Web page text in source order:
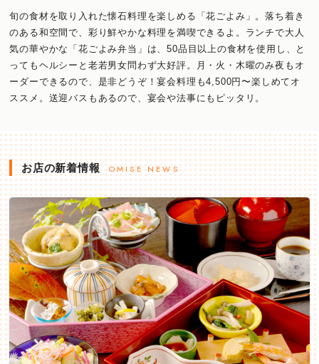
旬の食材を取り入れた懐石料理を楽しめる「花ごよみ」。落ち着き
のある和空間で、彩り鮮やかな料理を満喫できるよ。ランチで大人
気の華やかな「花ごよみ弁当」は、50品目以上の食材を使用し、と
ってもヘルシーと老若男女問わず大好評。月・火・木曜のみ夜もオ
ーダーできるので、是非どうぞ！宴会料理も4,500円〜楽しめてオ
ススメ。送迎バスもあるので、宴会や法事にもピッタリ。
お店の新着情報 OMISE NEWS